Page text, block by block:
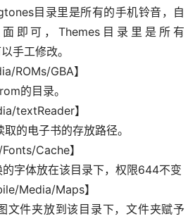
目录里是所有的手机铃音，自
即可，Themes目录里是所有
手工修改。
ROMs/GBA】
的目录。
textReader】
的电子书的存放路径。
Cache】
字体放在该目录下，权限644不变
Media/Maps】
文件夹放到该目录下，文件夹赋予